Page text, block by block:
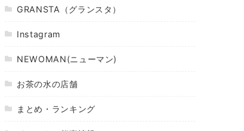
GRANSTA（グランスタ）
Instagram
NEWOMAN(ニューマン)
お茶の水の店舗
まとめ・ランキング